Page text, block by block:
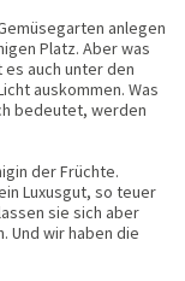
anlegen
Platz. Aber was
auch unter den
auskommen. Was
bedeutet, werden
der Früchte.
Luxusgut, so teuer
sie sich aber
Und wir haben die